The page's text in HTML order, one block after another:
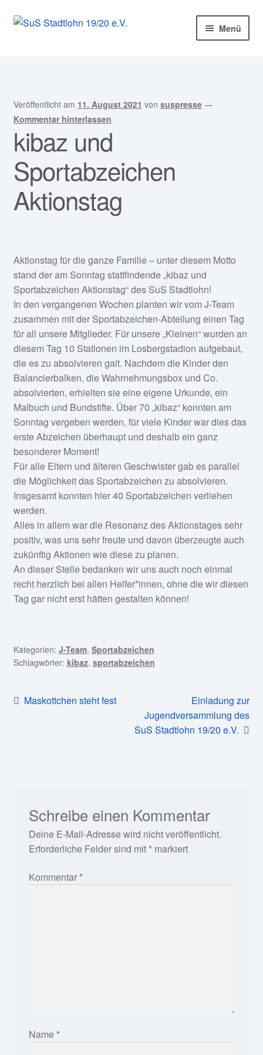
Zur
Zum
Menü
Unser Verein
Abteilungen
Kurse
Sponsoren
öffnen
Fan-Shop
Veröffentlicht am 11. August 2021 von suspresse —
Kommentar hinterlassen
kibaz und
Sportabzeichen
Aktionstag
Aktionstag für die ganze Familie – unter diesem Motto
stand der am Sonntag stattfindende „kibaz und
Sportabzeichen Aktionstag“ des SuS Stadtlohn!
In den vergangenen Wochen planten wir vom J-Team
zusammen mit der Sportabzeichen-Abteilung einen Tag
für all unsere Mitglieder. Für unsere „Kleinen“ wurden an
diesem Tag 10 Stationen im Losbergstadion aufgebaut,
die es zu absolvieren galt. Nachdem die Kinder den
Balancierbalken, die Wahrnehmungsbox und Co.
absolvierten, erhielten sie eine eigene Urkunde, ein
Malbuch und Bundstifte. Über 70 „kibaz“ konnten am
Sonntag vergeben werden, für viele Kinder war dies das
erste Abzeichen überhaupt und deshalb ein ganz
besonderer Moment!
Für alle Eltern und älteren Geschwister gab es parallel
die Möglichkeit das Sportabzeichen zu absolvieren.
Insgesamt konnten hier 40 Sportabzeichen verliehen
werden.
Alles in allem war die Resonanz des Aktionstages sehr
positiv, was uns sehr freute und davon überzeugte auch
zukünftig Aktionen wie diese zu planen.
An dieser Stelle bedanken wir uns auch noch einmal
recht herzlich bei allen Helfer*innen, ohne die wir diesen
Tag gar nicht erst hätten gestalten können!
Kategorien: J-Team, Sportabzeichen
Schlagwörter: kibaz, sportabzeichen
Beitragsnavigation
Vorheriger
Maskottchen steht fest
Nächster
Beitrag:
Einladung zur
Jugendversammlung des
SuS Stadtlohn 19/20 e.V.
Schreibe einen Kommentar
Deine E-Mail-Adresse wird nicht veröffentlicht.
Erforderliche Felder sind mit *markiert
Kommentar *
Name *